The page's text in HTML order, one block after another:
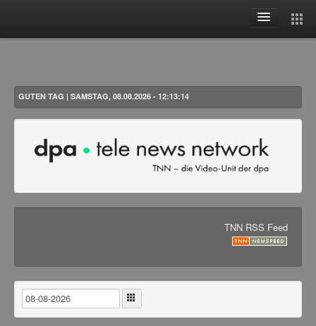
Woche
Alle
Benutzer
Registrieren
GUTEN TAG | SAMSTAG, 08.08.2026 - 12:13:14
TNN RSS Feed